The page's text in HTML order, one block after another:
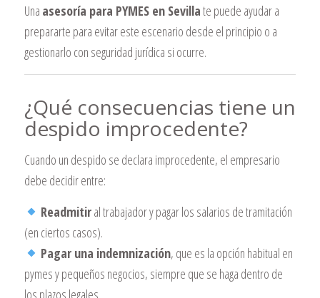
Una asesoría para PYMES en Sevillate puede ayudar a
prepararte para evitar este escenario desde el principio o a
gestionarlo con seguridad jurídica si ocurre.
¿Qué consecuencias tiene un
despido improcedente?
Cuando un despido se declara improcedente, el empresario
debe decidir entre:
Readmitiral trabajador y pagar los salarios de tramitación
(en ciertos casos).
Pagar una indemnización, que es la opción habitual en
pymes y pequeños negocios, siempre que se haga dentro de